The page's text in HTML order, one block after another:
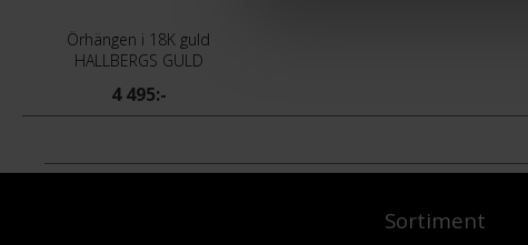
Örhängen i 18K guld
HALLBERGS GULD
4 495:-
Sortiment